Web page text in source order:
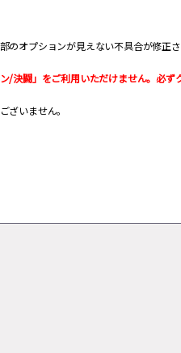
オプションが見えない不具合が修正さ
闘」をご利用いただけません。必ず
ざいません。